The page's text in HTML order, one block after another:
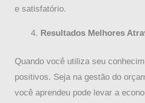
e satisfatório.
Resultados Melhores
Quando você utiliza seu
positivos. Seja na gestão do
você aprendeu pode levar a